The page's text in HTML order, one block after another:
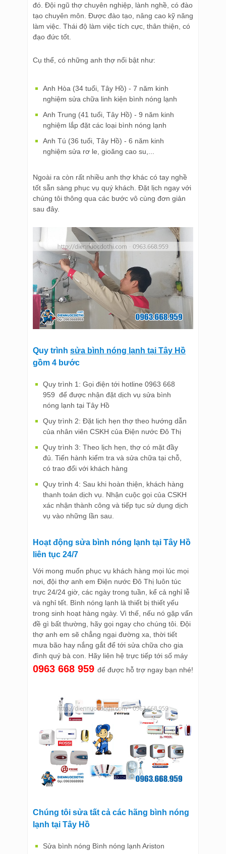
đó. Đội ngũ thợ chuyên nghiệp, lành nghề, có đào
tạo chuyên môn. Được đào tạo, nâng cao kỹ năng
làm việc. Thái độ làm việc tích cực, thân thiện, có
đạo đức tốt.
Cụ thể, có những anh thợ nổi bật như:
Anh Hòa (34 tuổi, Tây Hồ) - 7 năm kinh
nghiệm sửa chữa linh kiện bình nóng lạnh
Anh Trung (41 tuổi, Tây Hồ) - 9 năm kinh
nghiệm lắp đặt các loại bình nóng lạnh
Anh Tú (36 tuổi, Tây Hồ) - 6 năm kinh
nghiệm sửa rơ le, gioăng cao su,...
Ngoài ra còn rất nhiều anh thợ khác có tay nghề
tốt sẵn sàng phục vụ quý khách. Đặt lịch ngay với
chúng tôi thông qua các bước vô cùng đơn giản
sau đây.
Quy trình sửa bình nóng lạnh tại Tây Hồ
gồm 4 bước
Quy trình 1: Gọi điện tới hotline 0963 668
959 để được nhận đặt dịch vụ sửa bình
nóng lạnh tại Tây Hồ
Quy trình 2: Đặt lịch hẹn thợ theo hướng dẫn
của nhân viên CSKH của Điện nước Đô Thị
Quy trình 3: Theo lịch hẹn, thợ có mặt đầy
đủ. Tiến hành kiểm tra và sửa chữa tại chỗ,
có trao đổi với khách hàng
Quy trình 4: Sau khi hoàn thiện, khách hàng
thanh toán dịch vụ. Nhận cuộc gọi của CSKH
xác nhận thành công và tiếp tục sử dụng dịch
vụ vào những lần sau.
Hoạt động sửa bình nóng lạnh tại Tây Hồ
liên tục 24/7
Với mong muốn phục vụ khách hàng mọi lúc mọi
nơi, đội thợ anh em Điện nước Đô Thị luôn túc
trực 24/24 giờ, các ngày trong tuần, kể cả nghỉ lễ
và nghỉ tết. Bình nóng lạnh là thiết bị thiết yếu
trong sinh hoạt hàng ngày. Vì thế, nếu nó gặp vấn
đề gì bất thường, hãy gọi ngay cho chúng tôi. Đội
thợ anh em sẽ chẳng ngại đường xa, thời tiết
mưa bão hay nắng gắt để tới sửa chữa cho gia
đình quý bà con. Hãy liên hệ trực tiếp tới số máy
0963 668 959 để được hỗ trợ ngay bạn nhé!
Chúng tôi sửa tất cả các hãng bình nóng
lạnh tại Tây Hồ
Sửa bình nóng Bình nóng lạnh Ariston